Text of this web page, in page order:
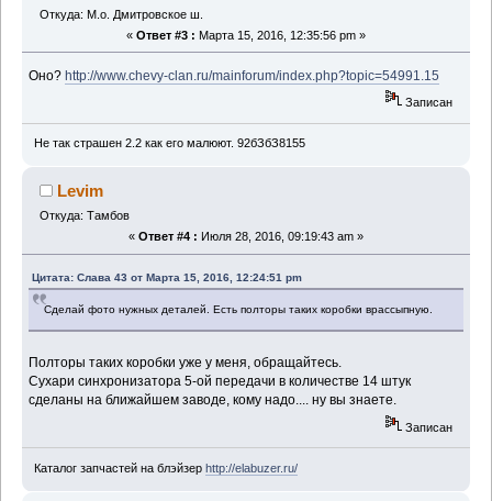
Откуда: М.о. Дмитровское ш.
« Ответ #3 : Марта 15, 2016, 12:35:56 pm »
Оно?http://www.chevy-clan.ru/mainforum/index.php?topic=54991.15
Записан
Не так страшен 2.2 как его малюют. 92бЗбЗ8155
Levim
Откуда: Тамбов
« Ответ #4 : Июля 28, 2016, 09:19:43 am »
Цитата: Слава 43 от Марта 15, 2016, 12:24:51 pm
Сделай фото нужных деталей. Есть полторы таких коробки врассыпную.
Полторы таких коробки уже у меня, обращайтесь.
Сухари синхронизатора 5-ой передачи в количестве 14 штук
сделаны на ближайшем заводе, кому надо.... ну вы знаете.
Записан
Каталог запчастей на блэйзер http://elabuzer.ru/